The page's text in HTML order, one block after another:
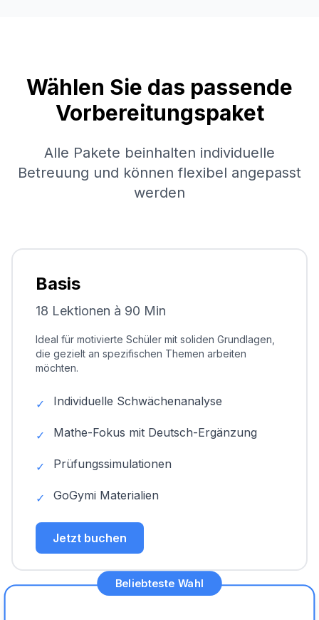
Wählen Sie das passende
Vorbereitungspaket
Alle Pakete beinhalten individuelle
Betreuung und können flexibel angepasst
werden
Basis
18 Lektionen à 90 Min
Ideal für motivierte Schüler mit soliden Grundlagen,
die gezielt an spezifischen Themen arbeiten
möchten.
✓ Individuelle Schwächenanalyse
✓ Mathe-Fokus mit Deutsch-Ergänzung
✓ Prüfungssimulationen
✓ GoGymi Materialien
Jetzt buchen
Beliebteste Wahl